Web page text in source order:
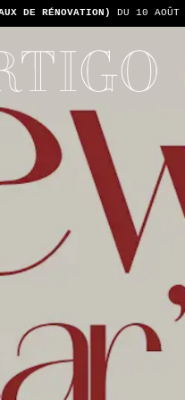
- SEULEMENT PAR CARTE -